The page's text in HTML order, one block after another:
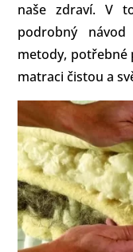
naše zdraví. V
podrobný
metody, potřebné
matraci čistou a